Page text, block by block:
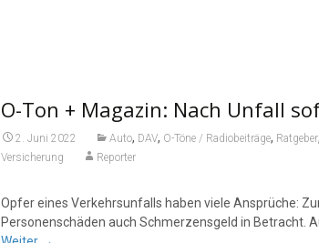
O-Ton + Magazin: Nach Unfall
2. Juni 2022 Auto, DAV, O-Töne / Radiobeiträge, Ratgeber,
Versicherung Reporter
Opfer eines Verkehrsunfalls haben viele Ansprüche:
Personenschäden auch Schmerzensgeld in Betracht.